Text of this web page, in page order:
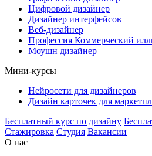
Цифровой дизайнер
Дизайнер интерфейсов
Веб-дизайнер
Профессия Коммерческий
Моушн дизайнер
Мини-курсы
Нейросети для дизайнеров
Дизайн карточек для
Бесплатный курс по дизайну
Стажировка Студия Вакансии
О нас